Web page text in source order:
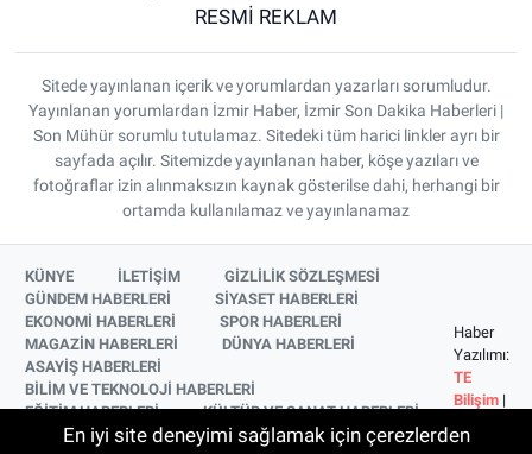
RESMİ REKLAM
Sitede yayınlanan içerik ve yorumlardan yazarları sorumludur.
Yayınlanan yorumlardan İzmir Haber, İzmir Son Dakika Haberleri |
Son Mühür sorumlu tutulamaz. Sitedeki tüm harici linkler ayrı bir
sayfada açılır. Sitemizde yayınlanan haber, köşe yazıları ve
fotoğraflar izin alınmaksızın kaynak gösterilse dahi, herhangi bir
ortamda kullanılamaz ve yayınlanamaz
KÜNYE İLETİŞİM
GİZLİLİK SÖZLEŞMESİ
GÜNDEM HABERLERİ
SİYASET HABERLERİ
EKONOMİ HABERLERİ
SPOR HABERLERİ
MAGAZİN HABERLERİ
DÜNYA HABERLERİ
ASAYİŞ HABERLERİ
BİLİM VE TEKNOLOJİ HABERLERİ
EĞİTİM HABERLERİ
KÜLTÜR VE SANAT HABERLERİ
SAĞLIK HABERLERİ
YAŞAM HABERLERİ
Haber
Yazılımı:
TE
Bilişim |
© 2026
En iyi site deneyimi sağlamak için çerezlerden